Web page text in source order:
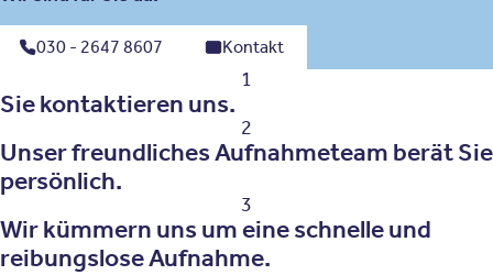
030 - 2647 8607 Kontakt
1
Sie kontaktieren uns.
2
Unser freundliches Aufnahmeteam berät Sie
persönlich.
3
Wir kümmern uns um eine schnelle und
reibungslose Aufnahme.